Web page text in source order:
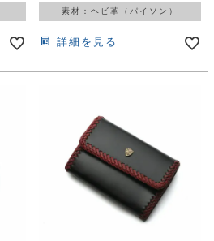
素材：ヘビ革（パイソン）
詳細を見る